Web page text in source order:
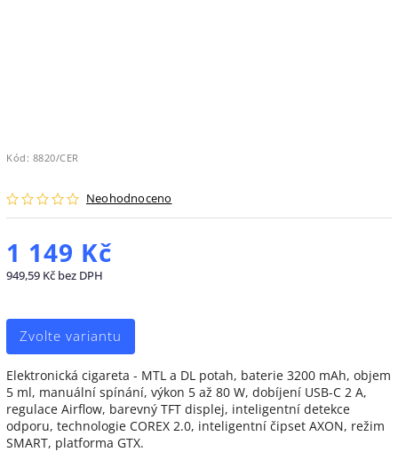
Kód: 8820/CER
Neohodnoceno
1 149 Kč
949,59 Kč bez DPH
Zvolte variantu
Elektronická cigareta - MTL a DL potah, baterie 3200 mAh, objem
5 ml, manuální spínání, výkon 5 až 80 W, dobíjení USB-C 2 A,
regulace Airflow, barevný TFT displej, inteligentní detekce
odporu, technologie COREX 2.0, inteligentní čipset AXON, režim
SMART, platforma GTX.